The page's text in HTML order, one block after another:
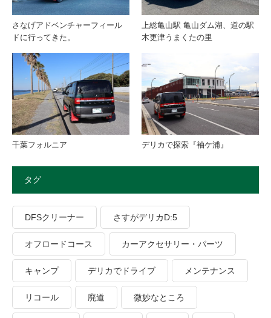
さなげアドベンチャーフィール
ドに行ってきた。
上総亀山駅 亀山ダム湖、道の駅
木更津うまくたの里
千葉フォルニア デリカで探索『袖ケ浦』
タグ
DFSクリーナー さすがデリカD:5
オフロードコース カーアクセサリー・パーツ
キャンプ デリカでドライブ メンテナンス
リコール 廃道 微妙なところ